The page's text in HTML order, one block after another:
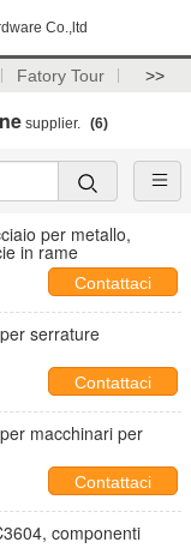
Co.,ltd
Fatory Tour >>
supplier. (6)
per metallo,
in rame
Contattaci
serrature
Contattaci
macchinari per
Contattaci
componenti